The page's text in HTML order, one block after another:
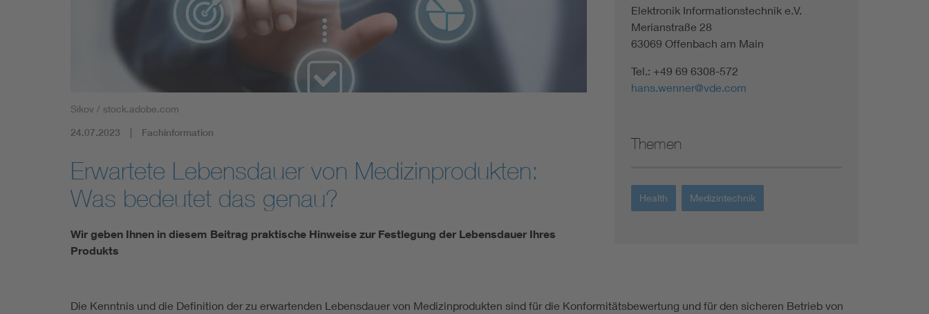
Energy storage Renewable energies
Environmental Protection
Sikov / stock.adobe.com
24.07.2023 Fachinformation
Erwartete Lebensdauer von Medizinprodukten:
Was bedeutet das genau?
Wir geben Ihnen in diesem Beitrag praktische Hinweise zur Festlegung der Lebensdauer Ihres
Produkts
Elektronik Informationstechnik e.V.
Merianstraße 28
63069 Offenbach am Main
Tel.: +49 69 6308-572
hans.wenner@vde.com
Themen
Health Medizintechnik
Die Kenntnis und die Definition der zu erwartenden Lebensdauer von Medizinprodukten sind für die Konformitätsbewertung und für den sicheren Betrieb von